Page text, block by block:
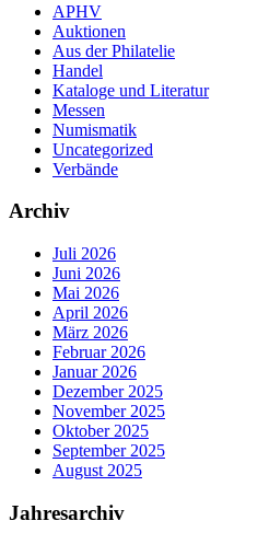
APHV
Auktionen
Aus der Philatelie
Handel
Kataloge und Literatur
Messen
Numismatik
Uncategorized
Verbände
Archiv
Juli 2026
Juni 2026
Mai 2026
April 2026
März 2026
Februar 2026
Januar 2026
Dezember 2025
November 2025
Oktober 2025
September 2025
August 2025
Jahresarchiv